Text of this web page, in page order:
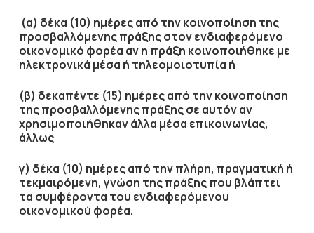
(α) δέκα (10) ημέρες από την κοινοποίηση της
προσβαλλόμενης πράξης στον ενδιαφερόμενο
οικονομικό φορέα αν η πράξη κοινοποιήθηκε με
ηλεκτρονικά μέσα ή τηλεομοιοτυπία ή
(β) δεκαπέντε (15) ημέρες από την κοινοποίηση
της προσβαλλόμενης πράξης σε αυτόν αν
χρησιμοποιήθηκαν άλλα μέσα επικοινωνίας,
άλλως
γ) δέκα (10) ημέρες από την πλήρη, πραγματική ή
τεκμαιρόμενη, γνώση της πράξης που βλάπτει
τα συμφέροντα του ενδιαφερόμενου
οικονομικού φορέα.